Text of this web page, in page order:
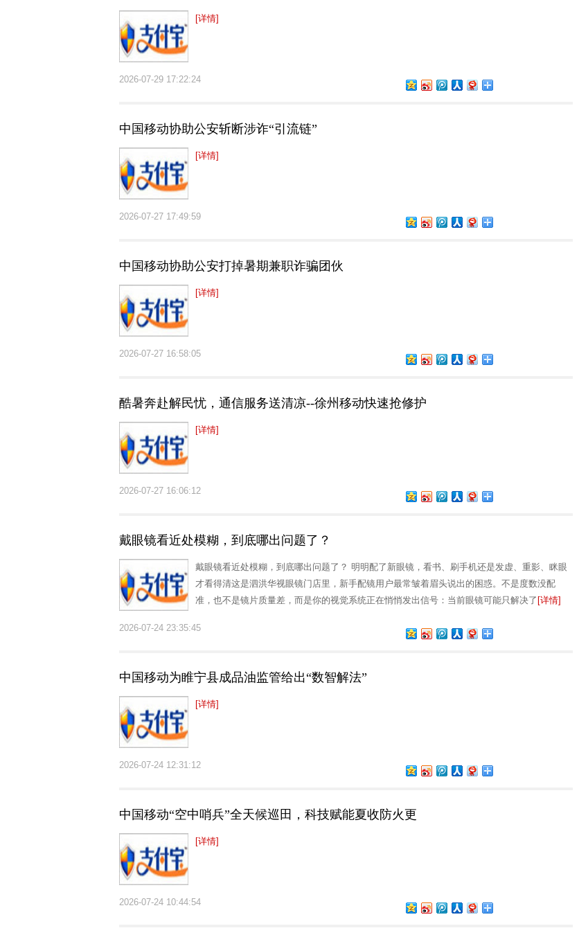
[详情]
2026-07-29 17:22:24
中国移动协助公安斩断涉诈“引流链”
[详情]
2026-07-27 17:49:59
中国移动协助公安打掉暑期兼职诈骗团伙
[详情]
2026-07-27 16:58:05
酷暑奔赴解民忧，通信服务送清凉--徐州移动快速抢修护
[详情]
2026-07-27 16:06:12
戴眼镜看近处模糊，到底哪出问题了？
戴眼镜看近处模糊，到底哪出问题了？ 明明配了新眼镜，看书、刷手机还是发虚、重影、眯眼
才看得清这是泗洪华视眼镜门店里，新手配镜用户最常皱着眉头说出的困惑。不是度数没配
准，也不是镜片质量差，而是你的视觉系统正在悄悄发出信号：当前眼镜可能只解决了 [详情]
2026-07-24 23:35:45
中国移动为睢宁县成品油监管给出“数智解法”
[详情]
2026-07-24 12:31:12
中国移动“空中哨兵”全天候巡田，科技赋能夏收防火更
[详情]
2026-07-24 10:44:54